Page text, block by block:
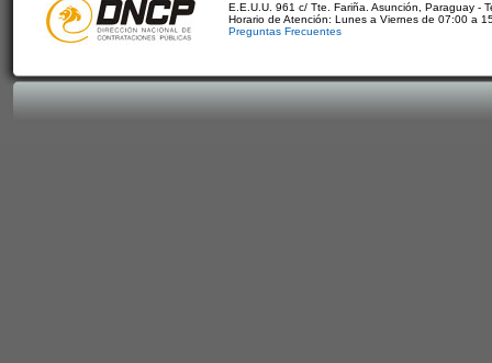
E.E.U.U. 961 c/ Tte. Fariña. Asunción, Paraguay -
Horario de Atención: Lunes a Viernes de 07:00 a
Preguntas Frecuentes